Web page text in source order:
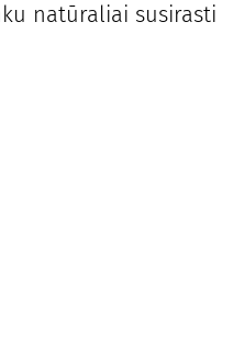
natūraliai susirasti